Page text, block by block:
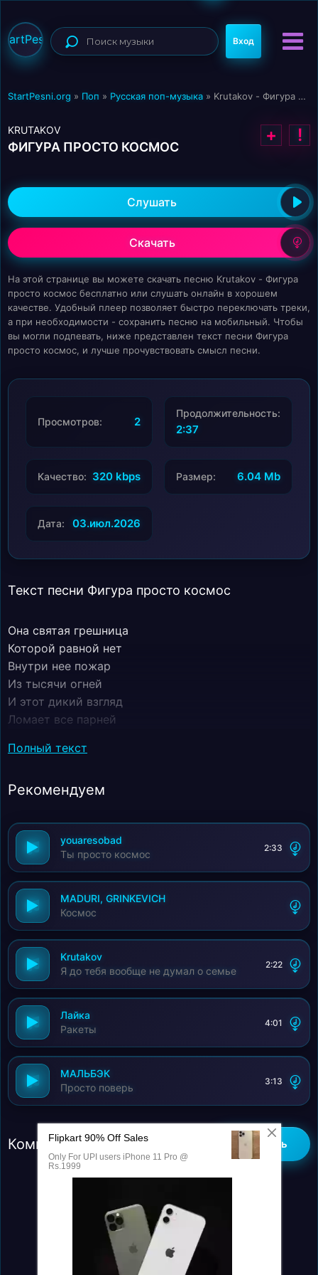
Вход
StartPesni.org » Поп » Русская поп-музыка » Krutakov - Фигура просто космос
KRUTAKOV
ФИГУРА ПРОСТО КОСМОС
+ !
Слушать
Скачать
На этой странице вы можете скачать песню Krutakov - Фигура
просто космос бесплатно или слушать онлайн в хорошем
качестве. Удобный плеер позволяет быстро переключать треки,
а при необходимости - сохранить песню на мобильный. Чтобы
вы могли подпевать, ниже представлен текст песни Фигура
просто космос, и лучше прочувствовать смысл песни.
Просмотров: 2
Продолжительность:
2:37
Качество: 320 kbps Размер: 6.04 Mb
Дата: 03.июл.2026
Текст песни Фигура просто космос
Она святая грешница
Которой равной нет
Внутри нее пожар
Из тысячи огней
И этот дикий взгляд
Ломает все парней
Красивый силуэт
Полный текст
Рекомендуем
youaresobad
Ты просто космос
2:33
MADURI, GRINKEVICH
Космос
Krutakov
Я до тебя вообще не думал о семье
2:22
Лайка
Ракеты
4:01
МАЛЬБЭК
Просто поверь
3:13
Комментарии (0) Добавить